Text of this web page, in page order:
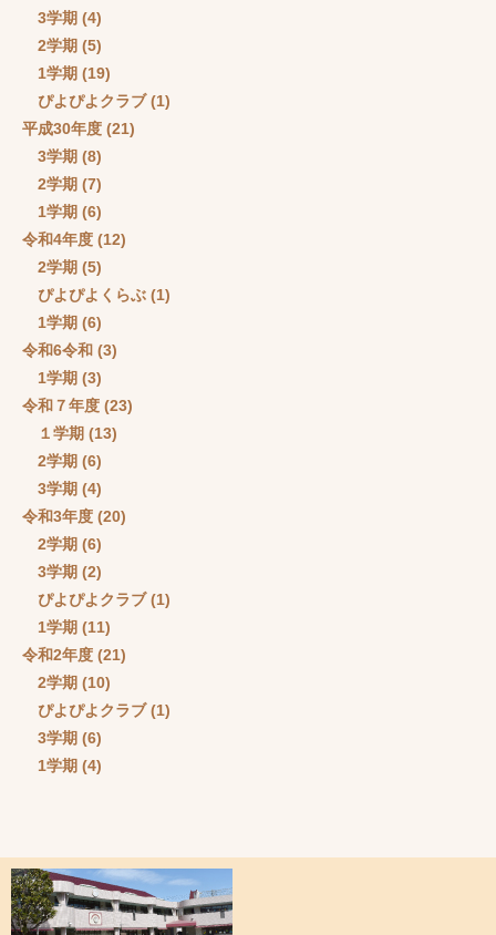
3学期 (4)
2学期 (5)
1学期 (19)
ぴよぴよクラブ(1)
平成30年度 (21)
3学期 (8)
2学期 (7)
1学期 (6)
令和4年度 (12)
2学期 (5)
ぴよぴよくらぶ (1)
1学期 (6)
令和6令和 (3)
1学期 (3)
令和７年度 (23)
１学期 (13)
2学期 (6)
3学期 (4)
令和3年度 (20)
2学期 (6)
3学期 (2)
ぴよぴよクラブ(1)
1学期 (11)
令和2年度 (21)
2学期 (10)
ぴよぴよクラブ(1)
3学期 (6)
1学期 (4)